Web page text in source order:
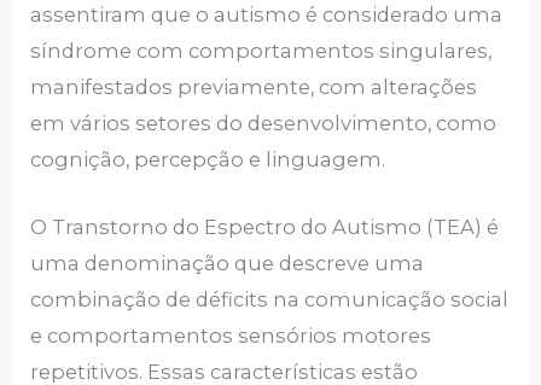
assentiram que o autismo é considerado uma
síndrome com comportamentos singulares,
manifestados previamente, com alterações
em vários setores do desenvolvimento, como
cognição, percepção e linguagem.
O Transtorno do Espectro do Autismo (TEA) é
uma denominação que descreve uma
combinação de déficits na comunicação social
e comportamentos sensórios motores
repetitivos. Essas características estão